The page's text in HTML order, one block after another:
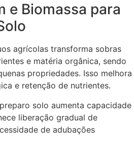
e Biomassa para
agrícolas transforma sobras
e matéria orgânica, sendo
propriedades. Isso melhora
e retenção de nutrientes.
solo aumenta capacidade
liberação gradual de
de adubações